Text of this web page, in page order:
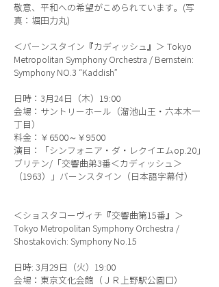
敬意、平和への希望がこめられています。(写
真：堀田力丸)
＜バーンスタイン『カディッシュ』＞ Tokyo
Metropolitan Symphony Orchestra / Bernstein:
Symphony NO.3 “Kaddish”
日時：3月24日（木）19:00
会場：サントリーホール（溜池山王・六本木一
丁目）
料金：￥6500～￥9500
演目：「シンフォニア・ダ・レクイエムop.20」
ブリテン/「交響曲弟3番＜カディッシュ＞
（1963）」バーンスタイン（日本語字幕付）
＜ショスタコーヴィチ『交響曲第15番』＞
Tokyo Metropolitan Symphony Orchestra /
Shostakovich: Symphony No.15
日時: 3月29日（火）19:00
会場：東京文化会館（ＪＲ上野駅公園口）